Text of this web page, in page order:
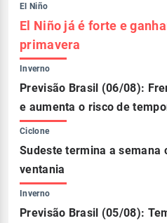
El Niño
El Niño já é forte e
primavera
Inverno
Previsão Brasil (06/08):
e aumenta o risco de
Ciclone
Sudeste termina a semana
ventania
Inverno
Previsão Brasil (05/08):